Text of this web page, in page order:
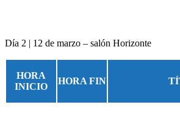
Día 2 | 12 de marzo – salón Horizonte
HORA
INICIO
HORA FIN